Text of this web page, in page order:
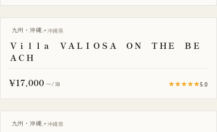
プール付き
九州・沖縄 沖縄県
Ｖｉｌｌａ ＶＡＬＩＯＳＡ ＯＮ ＴＨＥ ＢＥ
ＡＣＨ
¥17,000 〜/泊 ★★★★★5.0
プール付き
九州・沖縄 沖縄県